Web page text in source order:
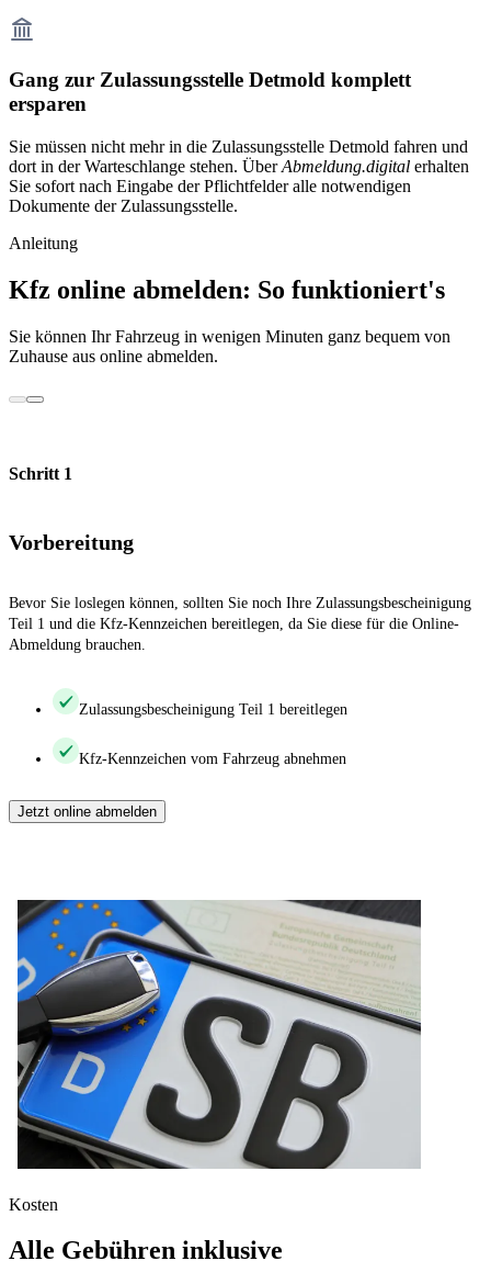
Gang zur Zulassungsstelle Detmold komplett
ersparen
Sie müssen nicht mehr in die Zulassungsstelle Detmold fahren und
dort in der Warteschlange stehen. ÜberAbmeldung.digital erhalten
Sie sofort nach Eingabe der Pflichtfelder alle notwendigen
Dokumente der Zulassungsstelle.
Anleitung
Kfz online abmelden: So funktioniert's
Sie können Ihr Fahrzeug in wenigen Minuten ganz bequem von
Zuhause aus online abmelden.
Schritt 1
Vorbereitung
Bevor Sie loslegen können, sollten Sie noch Ihre Zulassungsbescheinigung
Teil 1 und die Kfz-Kennzeichen bereitlegen, da Sie diese für die Online-
Abmeldung brauchen.
Zulassungsbescheinigung Teil 1 bereitlegen
Kfz-Kennzeichen vom Fahrzeug abnehmen
Jetzt online abmelden
Kosten
Alle Gebühren inklusive